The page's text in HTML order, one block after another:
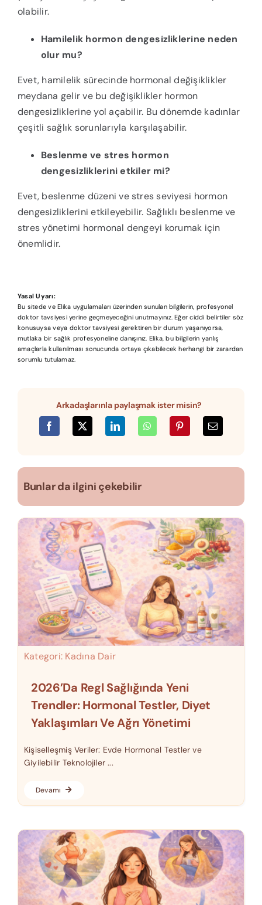
olabilir.
Hamilelik hormon dengesizliklerine neden
olur mu?
Evet, hamilelik sürecinde hormonal değişiklikler
meydana gelir ve bu değişiklikler hormon
dengesizliklerine yol açabilir. Bu dönemde kadınlar
çeşitli sağlık sorunlarıyla karşılaşabilir.
Beslenme ve stres hormon
dengesizliklerini etkiler mi?
Evet, beslenme düzeni ve stres seviyesi hormon
dengesizliklerini etkileyebilir. Sağlıklı beslenme ve
stres yönetimi hormonal dengeyi korumak için
önemlidir.
Yasal Uyarı:
Bu sitede ve Elika uygulamaları üzerinden sunulan bilgilerin, profesyonel
doktor tavsiyesi yerine geçmeyeceğini unutmayınız. Eğer ciddi belirtiler söz
konusuysa veya doktor tavsiyesi gerektiren bir durum yaşanıyorsa,
mutlaka bir sağlık profesyoneline danışınız. Elika, bu bilgilerin yanlış
amaçlarla kullanılması sonucunda ortaya çıkabilecek herhangi bir zarardan
sorumlu tutulamaz.
Arkadaşlarınla paylaşmak ister misin?
Bunlar da ilgini çekebilir
Kategori: Kadına Dair
2026’da Regl Sağlığında Yeni
Trendler: Hormonal Testler, Diyet
Yaklaşımları Ve Ağrı Yönetimi
Kişiselleşmiş Veriler: Evde Hormonal Testler ve
Giyilebilir Teknolojiler ...
Devamı